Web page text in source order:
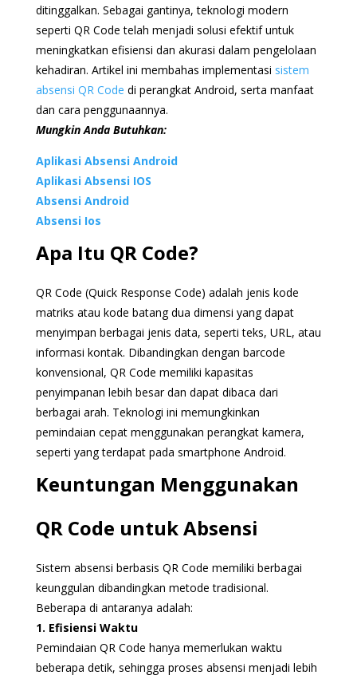
ditinggalkan. Sebagai gantinya, teknologi modern
seperti QR Code telah menjadi solusi efektif untuk
meningkatkan efisiensi dan akurasi dalam pengelolaan
kehadiran. Artikel ini membahas implementasi sistem
absensi QR Code di perangkat Android, serta manfaat
dan cara penggunaannya.
Mungkin Anda Butuhkan:
Aplikasi Absensi Android
Aplikasi Absensi IOS
Absensi Android
Absensi Ios
Apa Itu QR Code?
QR Code (Quick Response Code) adalah jenis kode
matriks atau kode batang dua dimensi yang dapat
menyimpan berbagai jenis data, seperti teks, URL, atau
informasi kontak. Dibandingkan dengan barcode
konvensional, QR Code memiliki kapasitas
penyimpanan lebih besar dan dapat dibaca dari
berbagai arah. Teknologi ini memungkinkan
pemindaian cepat menggunakan perangkat kamera,
seperti yang terdapat pada smartphone Android.
Keuntungan Menggunakan
QR Code untuk Absensi
Sistem absensi berbasis QR Code memiliki berbagai
keunggulan dibandingkan metode tradisional.
Beberapa di antaranya adalah:
1. Efisiensi Waktu
Pemindaian QR Code hanya memerlukan waktu
beberapa detik, sehingga proses absensi menjadi lebih